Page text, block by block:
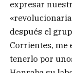
expresar
después el
Corrientes, me
tenerlo por